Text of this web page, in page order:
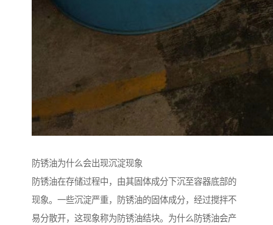
防锈油为什么会出现沉淀现象
防锈油在存储过程中，由其固体成分下沉至容器底部的
现象。一些沉淀严重，防锈油的固体成分，经过搅拌不
易分散开，这现象称为防锈油结块。为什么防锈油会产